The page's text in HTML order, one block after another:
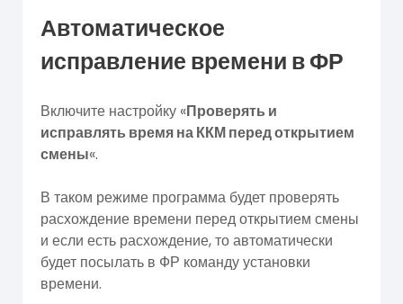
Автоматическое
исправление времени в ФР
Включите настройку «Проверять и
исправлять время на ККМ перед открытием
смены«.
В таком режиме программа будет проверять
расхождение времени перед открытием смены
и если есть расхождение, то автоматически
будет посылать в ФР команду установки
времени.